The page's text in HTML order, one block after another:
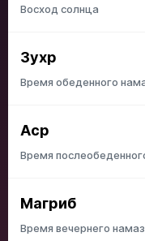
Восход солнца
Зухр
Время обеденного
Аср
Время
Магриб
Время вечернего